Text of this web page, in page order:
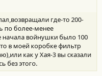
где-то 200-
по более-менее
начала войнушки было 100
в моей коробке фильтр
как у Хая-3 вы сказали
без этого.